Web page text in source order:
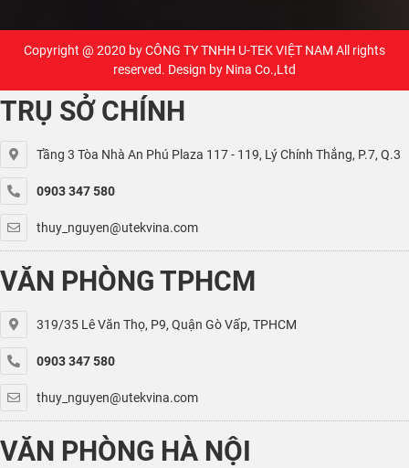
Copyright @ 2020 byCÔNG TY TNHH U-TEK VIỆT NAM All rights
reserved. Design by Nina Co.,Ltd
TRỤ SỞ CHÍNH
Tầng 3 Tòa Nhà An Phú Plaza 117 - 119, Lý Chính Thắng, P.7, Q.3
0903 347 580
thuy_nguyen@utekvina.com
VĂN PHÒNG TPHCM
319/35 Lê Văn Thọ, P9, Quận Gò Vấp, TPHCM
0903 347 580
thuy_nguyen@utekvina.com
VĂN PHÒNG HÀ NỘI